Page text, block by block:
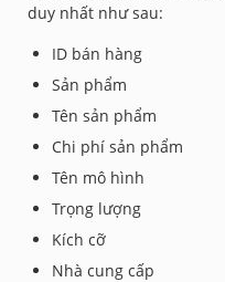
duy nhất như sau:
ID bán hàng
Sản phẩm
Tên sản phẩm
Chi phí sản phẩm
Tên mô hình
Trọng lượng
Kích cỡ
Nhà cung cấp